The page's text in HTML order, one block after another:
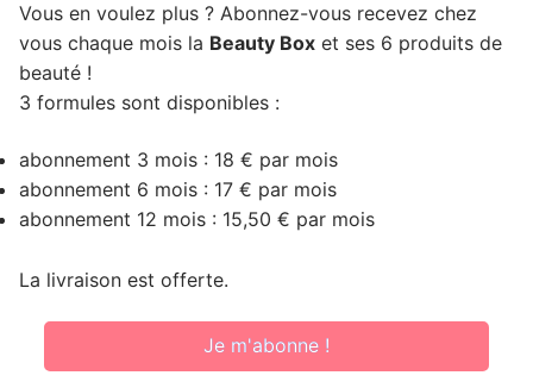
Vous en voulez plus ? Abonnez-vous recevez chez
vous chaque mois la Beauty Box et ses 6 produits de
beauté !
3 formules sont disponibles :
abonnement 3 mois : 18 € par mois
abonnement 6 mois : 17 € par mois
abonnement 12 mois : 15,50 € par mois
La livraison est offerte.
Je m'abonne !